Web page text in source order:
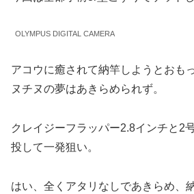
OLYMPUS DIGITAL CAMERA
アコウに癒されて納竿しようとおも
ヌチヌの夢はあきらめられず。
クレイジーフラッパー2.8インチと2
投して一発狙い。
はい、全くアタリなしであきらめ、